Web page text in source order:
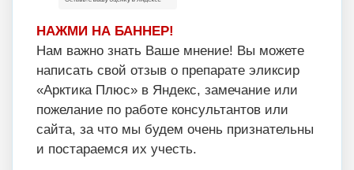
НАЖМИ НА БАННЕР!
Нам важно знать Ваше мнение! Вы можете
написать свой отзыв о препарате эликсир
«Арктика Плюс» в Яндекс, замечание или
пожелание по работе консультантов или
сайта, за что мы будем очень признательны
и постараемся их учесть.